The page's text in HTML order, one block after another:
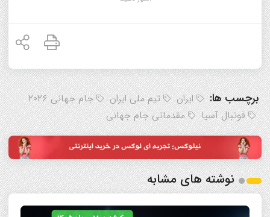
برچسب ها: ایران تیم ملی ایران
جام جهانی ۲۰۲۶
فوتبال آسیا
مقدماتی جام جهانی
نوشته های مشابه